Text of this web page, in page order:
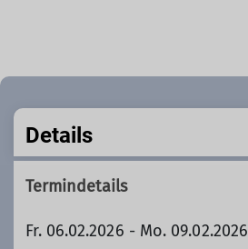
Details
Termindetails
Fr. 06.02.2026 - Mo. 09.02.2026